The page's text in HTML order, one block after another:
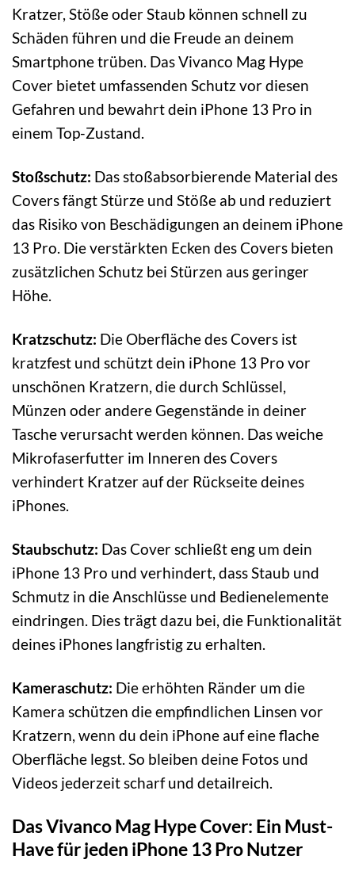
Kratzer, Stöße oder Staub können schnell zu
Schäden führen und die Freude an deinem
Smartphone trüben. Das Vivanco Mag Hype
Cover bietet umfassenden Schutz vor diesen
Gefahren und bewahrt dein iPhone 13 Pro in
einem Top-Zustand.
Stoßschutz: Das stoßabsorbierende Material des
Covers fängt Stürze und Stöße ab und reduziert
das Risiko von Beschädigungen an deinem iPhone
13 Pro. Die verstärkten Ecken des Covers bieten
zusätzlichen Schutz bei Stürzen aus geringer
Höhe.
Kratzschutz: Die Oberfläche des Covers ist
kratzfest und schützt dein iPhone 13 Pro vor
unschönen Kratzern, die durch Schlüssel,
Münzen oder andere Gegenstände in deiner
Tasche verursacht werden können. Das weiche
Mikrofaserfutter im Inneren des Covers
verhindert Kratzer auf der Rückseite deines
iPhones.
Staubschutz: Das Cover schließt eng um dein
iPhone 13 Pro und verhindert, dass Staub und
Schmutz in die Anschlüsse und Bedienelemente
eindringen. Dies trägt dazu bei, die Funktionalität
deines iPhones langfristig zu erhalten.
Kameraschutz: Die erhöhten Ränder um die
Kamera schützen die empfindlichen Linsen vor
Kratzern, wenn du dein iPhone auf eine flache
Oberfläche legst. So bleiben deine Fotos und
Videos jederzeit scharf und detailreich.
Das Vivanco Mag Hype Cover: Ein Must-
Have für jeden iPhone 13 Pro Nutzer